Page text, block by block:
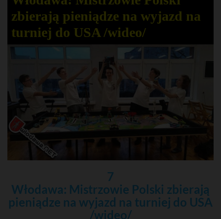
zbierają pieniądze na wyjazd na
turniej do USA /wideo/
7
Włodawa: Mistrzowie Polski zbierają
pieniądze na wyjazd na turniej do USA
/wideo/